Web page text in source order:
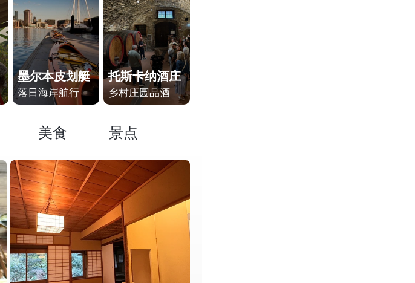
墨尔本皮划艇
落日海岸航行
托斯卡纳酒庄
乡村庄园品酒
美食 景点